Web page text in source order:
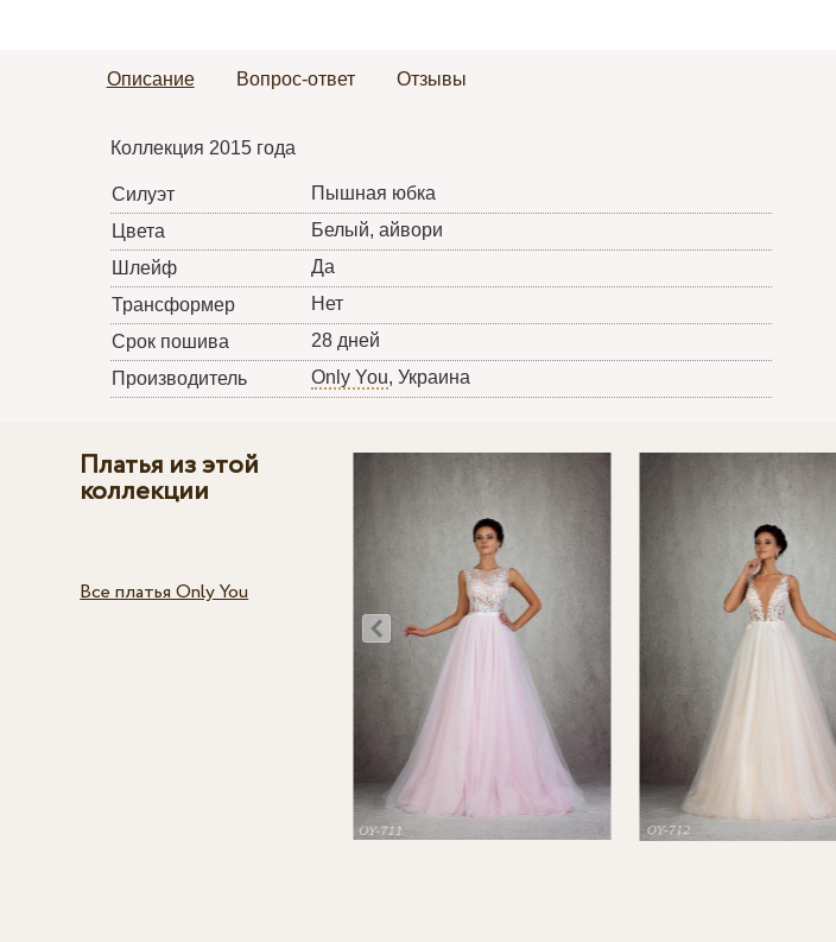
Описание Вопрос-ответ Отзывы
Коллекция 2015 года
Силуэт
Пышная юбка
Цвета
Белый, айвори
Шлейф
Да
Трансформер
Нет
Срок пошива
28 дней
Производитель
Only You, Украина
Платья из этой
коллекции
Все платья Only You